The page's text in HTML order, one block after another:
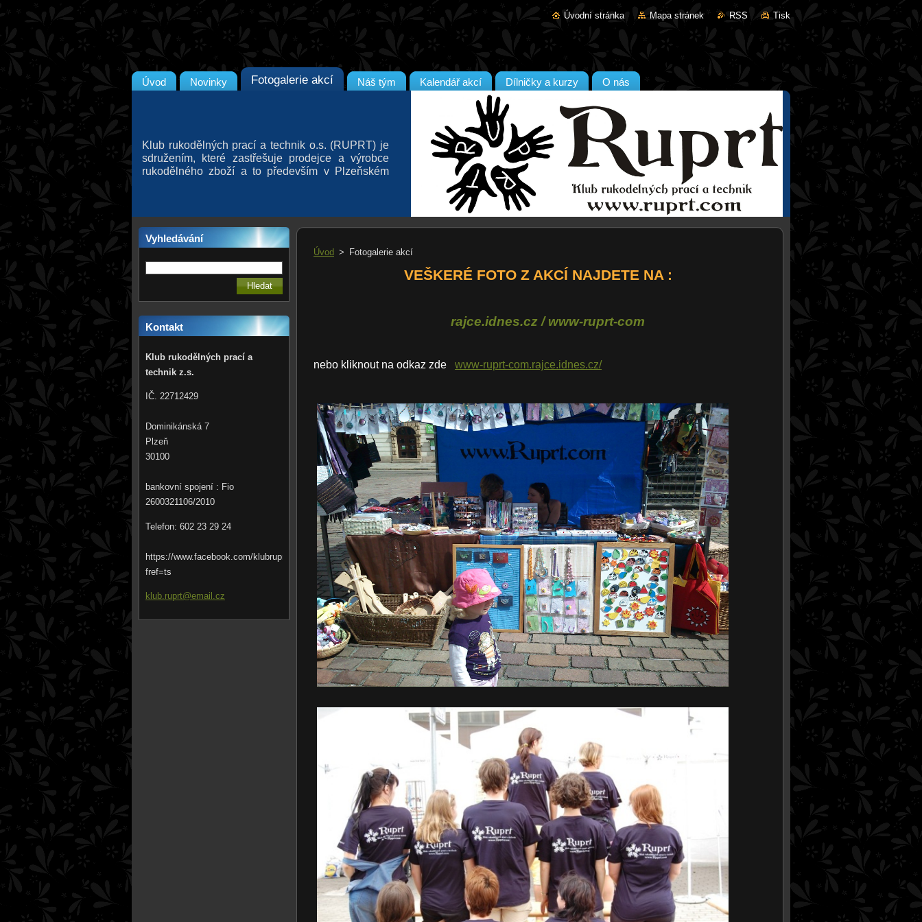
Úvodní stránka Mapa stránek RSS Tisk
Úvod Novinky Fotogalerie akcí Náš tým Kalendář akcí Dílničky a kurzy O nás
Klub rukodělných prací a technik o.s. (RUPRT) je
sdružením, které zastřešuje prodejce a výrobce
rukodělného zboží a to především v Plzeňském
Vyhledávání
Kontakt
Klub rukodělných prací a
technik z.s.
IČ. 22712429
Dominikánská 7
Plzeň
30100
bankovní spojení : Fio
2600321106/2010
Telefon: 602 23 29 24
https://www.facebook.com/klubruprt?
fref=ts
klub.ruprt@email .cz
Úvod > Fotogalerie akcí
VEŠKERÉ FOTO Z AKCÍ NAJDETE NA :
rajce.idnes.cz / www-ruprt-com
nebo kliknout na odkaz zde www-ruprt-com.rajce.idnes.cz/